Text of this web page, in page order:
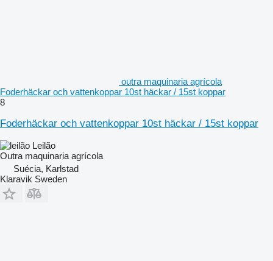
outra maquinaria agrícola
Foderhäckar och vattenkoppar 10st häckar / 15st koppar
8
Foderhäckar och vattenkoppar 10st häckar / 15st koppar
Leilão
Outra maquinaria agrícola
Suécia, Karlstad
Klaravik Sweden